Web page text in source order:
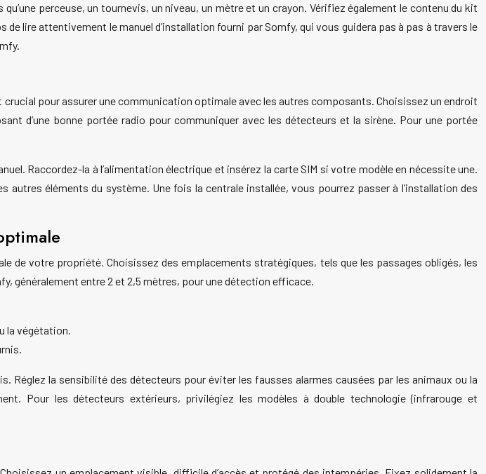
perceuse, un tournevis, un niveau, un mètre et un crayon. Vérifiez également le contenu du kit
lire attentivement le manuel d’installation fourni par Somfy, qui vous guidera pas à pas à travers le
crucial pour assurer une communication optimale avec les autres composants. Choisissez un endroit
d’une bonne portée radio pour communiquer avec les détecteurs et la sirène. Pour une portée
Raccordez-la à l’alimentation électrique et insérez la carte SIM si votre modèle en nécessite une.
autres éléments du système. Une fois la centrale installée, vous pourrez passer à l’installation des
de votre propriété. Choisissez des emplacements stratégiques, tels que les passages obligés, les
généralement entre 2 et 2,5 mètres, pour une détection efficace.
la végétation.
la sensibilité des détecteurs pour éviter les fausses alarmes causées par les animaux ou la
Pour les détecteurs extérieurs, privilégiez les modèles à double technologie (infrarouge et